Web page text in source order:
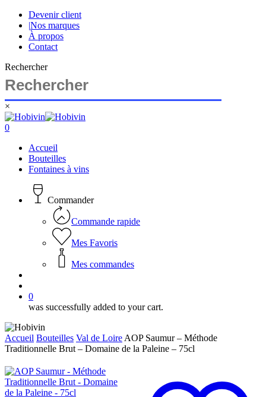
Skip
main
content
Devenir client
|Nos marques
À propos
Contact
Rechercher
×
Close
Search
search
account
0
Accueil
Bouteilles
Fontaines à vins
Commander
Commande rapide
Mes Favoris
Mes commandes
0
was successfully added to your cart.
Accueil Bouteilles Val de Loire AOP Saumur – Méthode
Traditionnelle Brut – Domaine de la Paleine – 75cl